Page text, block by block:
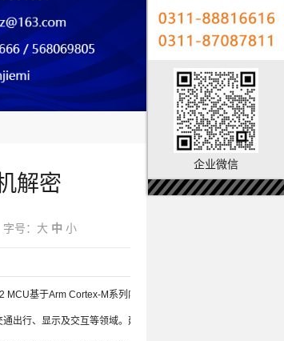
解密
字号： 大 中 小
基于Arm Cortex-M系列内核，拥有200多个
出行、显示及交互等领域。建立了独立且完善的
企业微信